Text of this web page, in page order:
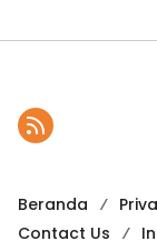
Beranda
Contact Us